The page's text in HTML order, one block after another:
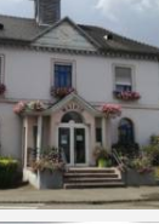
de la
sont les suivants
: 8h00 – 12h00 /
– 12h00 Jeudi : 7h30